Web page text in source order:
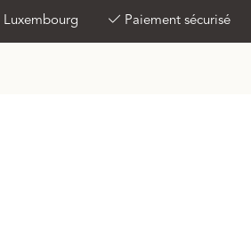
Luxembourg Paiement sécurisé